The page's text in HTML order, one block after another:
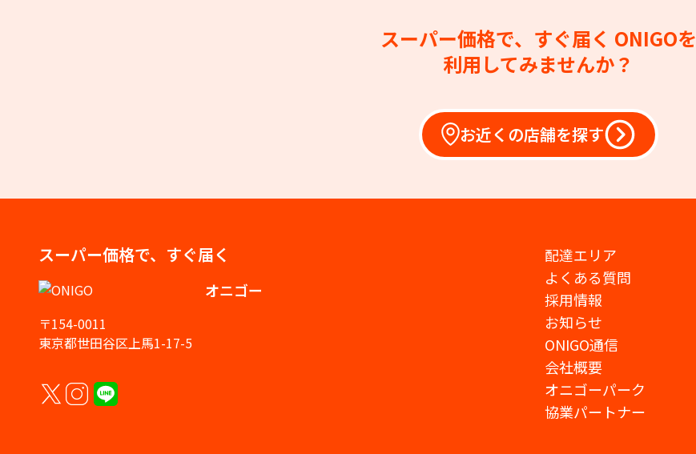
スーパー価格で、すぐ届く ONIGOを
利用してみませんか？
お近くの店舗を探す
スーパー価格で、すぐ届く
オニゴー
〒154-0011
東京都世田谷区上馬1-17-5
配達エリア
よくある質問
採用情報
お知らせ
ONIGO通信
会社概要
オニゴーパーク
協業パートナー